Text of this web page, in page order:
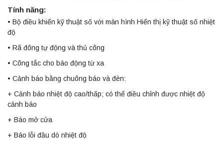
Tính năng:
• Bộ điều khiển kỹ thuật số với màn hình Hiển thị kỹ thuật số nhiệt
độ
• Rã đông tự động và thủ công
• Công tắc cho báo động từ xa
• Cảnh báo bằng chuông báo và đèn:
+ Cảnh báo nhiệt độ cao/thấp; có thể điều chỉnh được nhiệt độ
cảnh báo
+ Báo mở cửa
+ Báo lỗi đầu dò nhiệt độ